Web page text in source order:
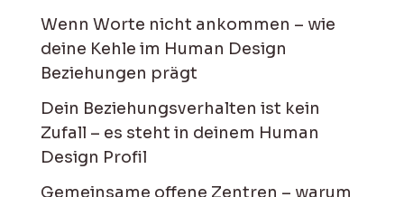
Wenn Worte nicht ankommen – wie
deine Kehle im Human Design
Beziehungen prägt
Dein Beziehungsverhalten ist kein
Zufall – es steht in deinem Human
Design Profil
Gemeinsame offene Zentren – warum